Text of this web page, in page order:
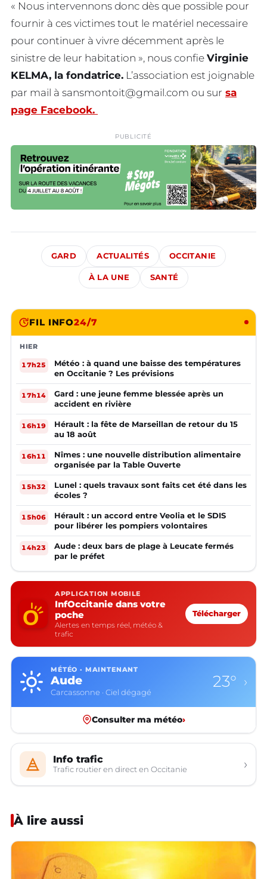
« Nous intervennons donc dès que possible pour
fournir à ces victimes tout le matériel necessaire
pour continuer à vivre décemment après le
sinistre de leur habitation », nous confie Virginie
KELMA, la fondatrice. L’association est joignable
par mail à sansmontoit@gmail.com ou sur sa
page Facebook.
PUBLICITÉ
GARD ACTUALITÉS OCCITANIE
À LA UNE SANTÉ
FIL INFO24/7
HIER
17h25
Météo : à quand une baisse des températures
en Occitanie ? Les prévisions
17h14
Gard : une jeune femme blessée après un
accident en rivière
16h19
Hérault : la fête de Marseillan de retour du 15
au 18 août
16h11
Nîmes : une nouvelle distribution alimentaire
organisée par la Table Ouverte
15h32
Lunel : quels travaux sont faits cet été dans les
écoles ?
15h06
Hérault : un accord entre Veolia et le SDIS
pour libérer les pompiers volontaires
14h23
Aude : deux bars de plage à Leucate fermés
par le préfet
APPLICATION MOBILE
InfOccitanie dans votre
poche
Alertes en temps réel, météo &
trafic
Télécharger
MÉTÉO · MAINTENANT
Aude
Carcassonne · Ciel dégagé
23° ›
Consulter ma météo›
Info trafic
Trafic routier en direct en Occitanie ›
À lire aussi